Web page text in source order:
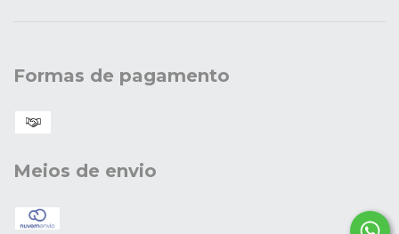
Formas de pagamento
Meios de envio